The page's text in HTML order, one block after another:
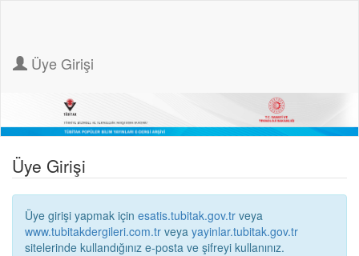
Üye Girişi
Üye Girişi
Üye girişi yapmak için esatis.tubitak.gov.tr veya
www.tubitakdergileri.com.tr veya yayinlar.tubitak.gov.tr
sitelerinde kullandığınız e-posta ve şifreyi kullanınız.